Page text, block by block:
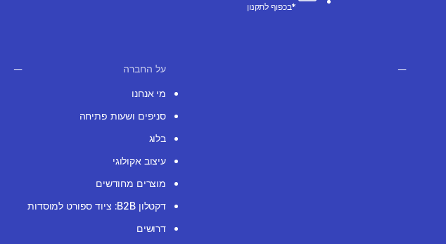
*בכפוף לתקנון
על החברה
מי אנחנו
סניפים ושעות פתיחה
בלוג
עיצוב אקולוגי
מוצרים מחודשים
דקטלון B2B: ציוד ספורט למוסדות
דרושים